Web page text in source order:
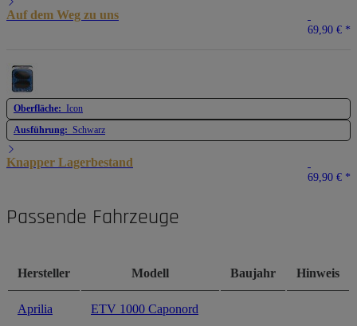
Auf dem Weg zu uns
69,90 € *
Oberfläche: Icon
Ausführung: Schwarz
Knapper Lagerbestand
69,90 € *
Passende Fahrzeuge
Hersteller Modell Baujahr Hinweis
Aprilia ETV 1000 Caponord